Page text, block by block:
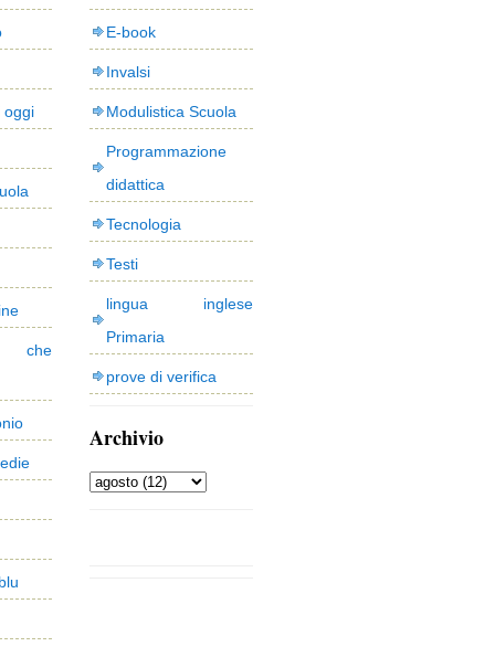
oggi
che
E-book
Invalsi
Modulistica Scuola
Programmazione
didattica
Tecnologia
Testi
lingua inglese
Primaria
prove di verifica
Archivio